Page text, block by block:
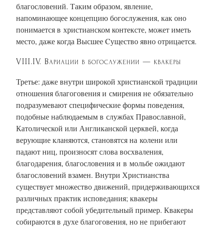
благословений. Таким образом, явление,
напоминающее концепцию богослужения, как оно
понимается в христианском контексте, может иметь
место, даже когда Высшее Cущество явно отрицается.
VIII.IV. Вариации в богослужении — квакеры
Третье: даже внутри широкой христианской традиции
отношения благоговения и смирения не обязательно
подразумевают специфические формы поведения,
подобные наблюдаемым в службах Православной,
Католической или Англиканской церквей, когда
верующие кланяются, становятся на колени или
падают ниц, произносят слова восхваления,
благодарения, благословения и в мольбе ожидают
благословений взамен. Внутри Христианства
существует множество движений, придерживающихся
различных практик исповедания; квакеры
представляют собой убедительный пример. Квакеры
собираются в духе благоговения, но не прибегают